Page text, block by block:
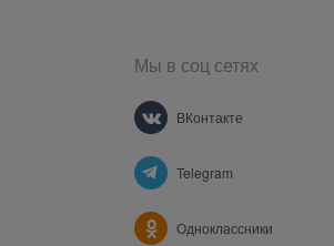
Мы в соц сетях
ВКонтакте
Telegram
Одноклассники